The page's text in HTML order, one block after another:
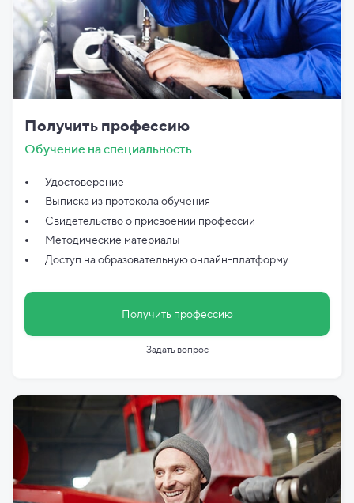
Получить профессию
Обучение на специальность
Удостоверение
Выписка из протокола обучения
Свидетельство о присвоении профессии
Методические материалы
Доступ на образовательную онлайн-платформу
Получить профессию
Задать вопрос